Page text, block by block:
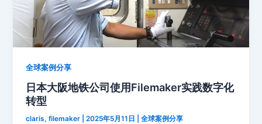
全球案例分享
日本大阪地铁公司使用Filemaker实践数字化
转型
claris, filemaker |2025年5月11日 |全球案例分享